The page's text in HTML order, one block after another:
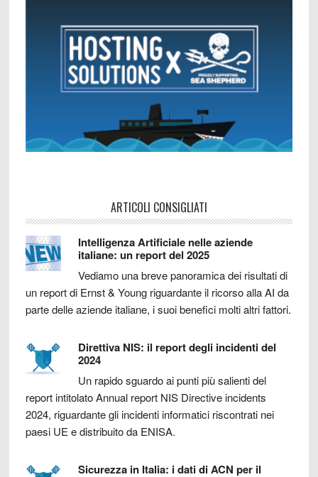
ARTICOLI CONSIGLIATI
Intelligenza Artificiale nelle aziende
italiane: un report del 2025
Vediamo una breve panoramica dei risultati di
un report di Ernst & Young riguardante il ricorso alla AI da
parte delle aziende italiane, i suoi benefici molti altri fattori.
Direttiva NIS: il report degli incidenti del
2024
Un rapido sguardo ai punti più salienti del
report intitolato Annual report NIS Directive incidents
2024, riguardante gli incidenti informatici riscontrati nei
paesi UE e distribuito da ENISA.
Sicurezza in Italia: i dati di ACN per il